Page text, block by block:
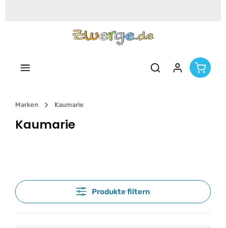
Marken Kaumarie
Kaumarie
Produkte filtern